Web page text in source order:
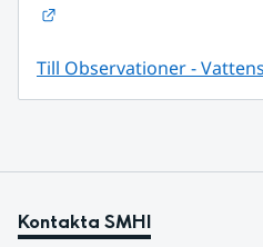
Till Observationer -
Kontakta SMHI